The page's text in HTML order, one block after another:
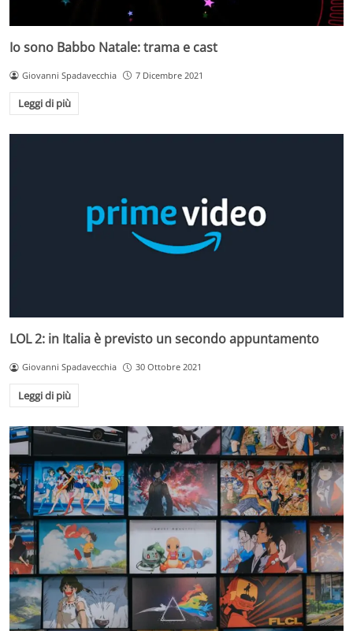
Io sono Babbo Natale: trama e cast
Giovanni Spadavecchia 7 Dicembre 2021
Leggi di più
LOL 2: in Italia è previsto un secondo appuntamento
Giovanni Spadavecchia 30 Ottobre 2021
Leggi di più